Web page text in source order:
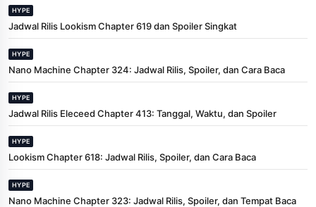
HYPE
Jadwal Rilis Lookism Chapter 619 dan Spoiler Singkat
HYPE
Nano Machine Chapter 324: Jadwal Rilis, Spoiler, dan Cara Baca
HYPE
Jadwal Rilis Eleceed Chapter 413: Tanggal, Waktu, dan Spoiler
HYPE
Lookism Chapter 618: Jadwal Rilis, Spoiler, dan Cara Baca
HYPE
Nano Machine Chapter 323: Jadwal Rilis, Spoiler, dan Tempat Baca